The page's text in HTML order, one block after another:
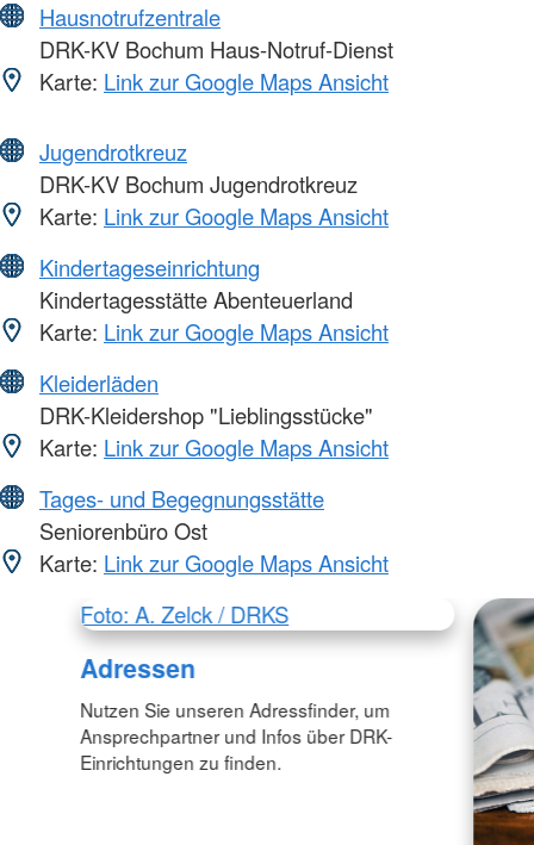
Hausnotrufzentrale
DRK-KV Bochum Haus-Notruf-Dienst
Karte: Link zur Google Maps Ansicht
Jugendrotkreuz
DRK-KV Bochum Jugendrotkreuz
Karte: Link zur Google Maps Ansicht
Kindertageseinrichtung
Kindertagesstätte Abenteuerland
Karte: Link zur Google Maps Ansicht
Kleiderläden
DRK-Kleidershop "Lieblingsstücke"
Karte: Link zur Google Maps Ansicht
Tages- und Begegnungsstätte
Seniorenbüro Ost
Karte: Link zur Google Maps Ansicht
Foto: A. Zelck / DRKS
Adressen
Nutzen Sie unseren Adressfinder, um
Ansprechpartner und Infos über DRK-
Einrichtungen zu finden.